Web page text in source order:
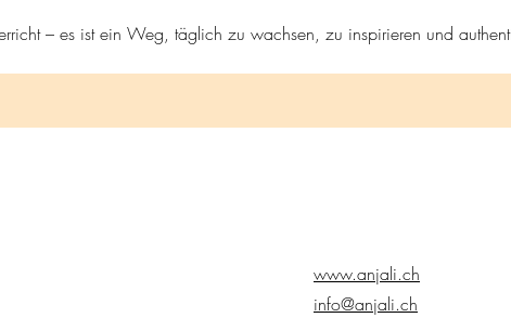
– es ist ein Weg, täglich zu wachsen, zu inspirieren und
www.anjali.ch
info@anjali.ch